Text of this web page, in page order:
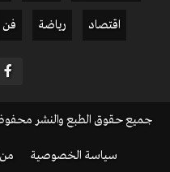
اقتصاد
رياضة فن
جميع حقوق الطبع والنشر محفوظة
سياسة الخصوصية